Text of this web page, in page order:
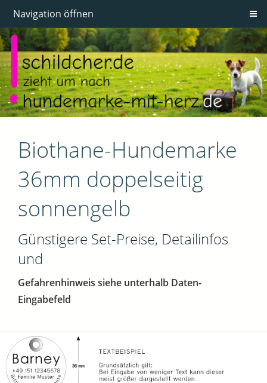
Navigation öffnen
Biothane-Hundemarke
36mm doppelseitig
sonnengelb
Günstigere Set-Preise, Detailinfos
und
Gefahrenhinweis siehe unterhalb Daten-
Eingabefeld